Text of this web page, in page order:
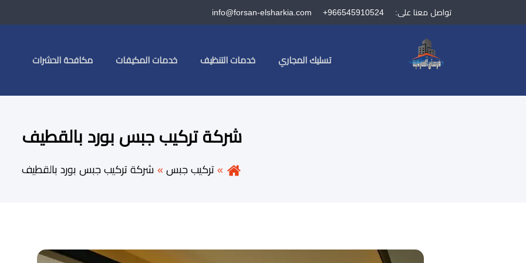
تواصل معنا على: +966545910524
info@forsan-elsharkia.com
تسليك المجاري خدمات التنظيف خدمات المكيفات مكافحة الحشرات
شركة تركيب جبس بورد بالقطيف
تركيب جبس شركة تركيب جبس بورد بالقطيف